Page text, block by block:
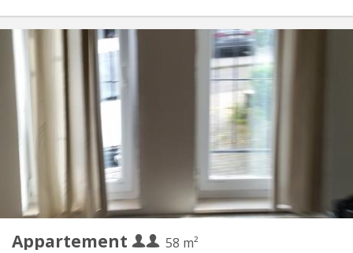
Appartement
58 m²
Infos Pratiques
1070 € (535 €/pers.)
230 € (115 €/pers.)
Sous conditions
Aménagement
Privée (pièce distincte)
Superficie:
58 m
Pièces privées:
2